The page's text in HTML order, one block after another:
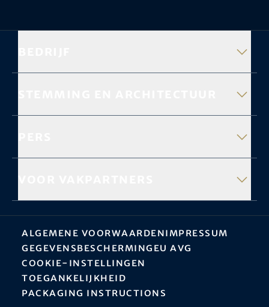
Algemene VoorwaardenImpressum
Gegevensbescherming EU AVG
Cookie-instellingen
Toegankelijkheid
Packaging instructions